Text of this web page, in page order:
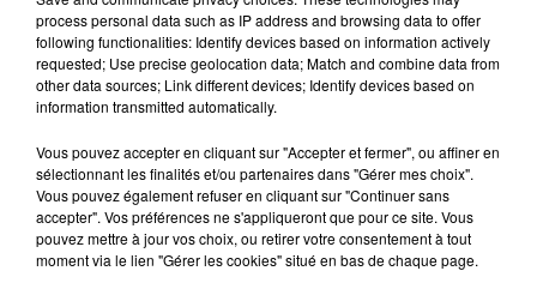
en place de zones d’exclusion :"Nous avons envoyé
une carte avec des zones où l’espace est suffisant
pour ne pas avoir besoin de porter un masque
lorsqu’on fait du sport, et je pense qu’il va y
Stéphane Le Foll
process personal data such as IP address and browsing data to offer
following functionalities: Identify devices based on information actively
requested; Use precise geolocation data; Match and combine data from
other data sources; Link different devices; Identify devices based on
information transmitted automatically.
Vous pouvez accepter en cliquant sur "Accepter et fermer", ou affiner en
sélectionnant les finalités et/ou partenaires dans "Gérer mes choix".
Vous pouvez également refuser en cliquant sur "Continuer sans
accepter". Vos préférences ne s'appliqueront que pour ce site. Vous
pouvez mettre à jour vos choix, ou retirer votre consentement à tout
moment via le lien "Gérer les cookies" situé en bas de chaque page.